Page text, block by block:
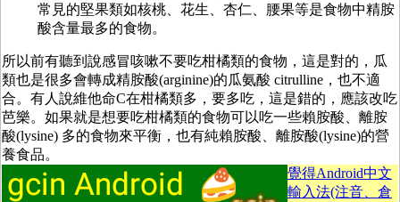
常見的堅果類如核桃、花生、杏仁、腰果等是食物中精胺
酸含量最多的食物。
所以前有聽到說感冒咳嗽不要吃柑橘類的食物，這是對的，瓜
類也是很多會轉成精胺酸(arginine)的瓜氨酸 citrulline ，也不適
合。有人說維他命C在柑橘類多，要多吃，這是錯的，應該改吃
芭樂。如果就是想要吃柑橘類的食物可以吃一些賴胺酸、離胺
酸(lysine) 多的食物來平衡，也有純賴胺酸、離胺酸(lysine)的營
養食品。
覺得Android中文
輸入法(注音、倉